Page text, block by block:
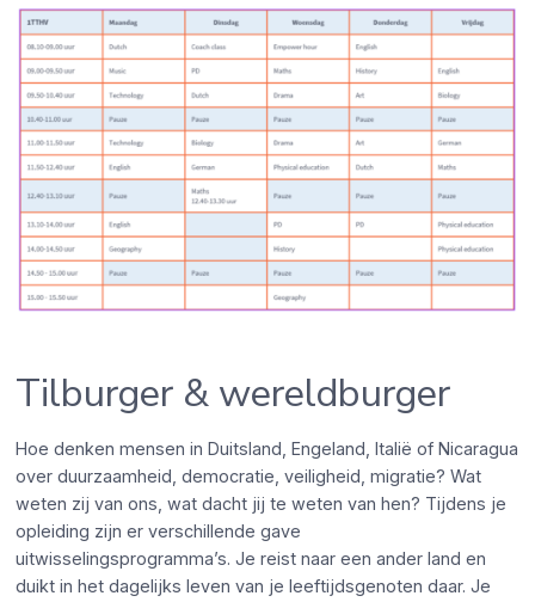
Tilburger & wereldburger
Hoe denken mensen in Duitsland, Engeland, Italië of Nicaragua
over duurzaamheid, democratie, veiligheid, migratie? Wat
weten zij van ons, wat dacht jij te weten van hen? Tijdens je
opleiding zijn er verschillende gave
uitwisselingsprogramma’s. Je reist naar een ander land en
duikt in het dagelijks leven van je leeftijdsgenoten daar. Je